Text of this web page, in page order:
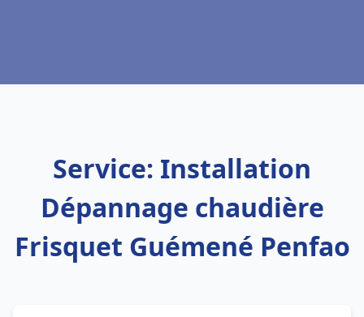
Service: Installation
Dépannage chaudière
Frisquet Guémené Penfao